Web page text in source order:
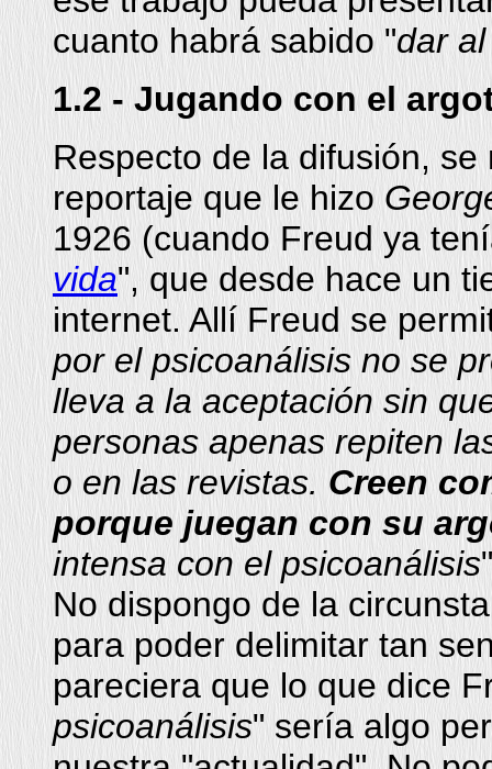
cuanto habrá sabido "dar
1.2 - Jugando con el
Respecto de la difusión,
reportaje que le hizo
1926 (cuando Freud ya
vida", que desde hace un
internet. Allí Freud se
por el psicoanálisis no se
lleva a la aceptación sin
personas apenas repiten
o en las revistas. Creen
porque juegan con su
intensa con el psicoanálisis
No dispongo de la
para poder delimitar tan
pareciera que lo que dice
psicoanálisis" sería algo